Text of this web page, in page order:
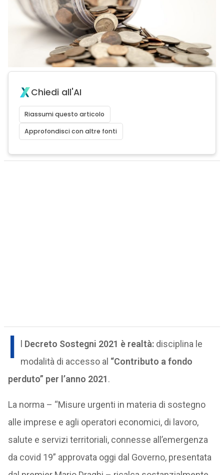
Chiedi all'AI
Riassumi questo articolo
Approfondisci con altre fonti
I Decreto Sostegni 2021 è realtà: disciplina le
modalità di accesso al “Contributo a fondo
perduto” per l’anno 2021.
La norma – “Misure urgenti in materia di sostegno
alle imprese e agli operatori economici, di lavoro,
salute e servizi territoriali, connesse all’emergenza
da covid 19” approvata oggi dal Governo, presentata